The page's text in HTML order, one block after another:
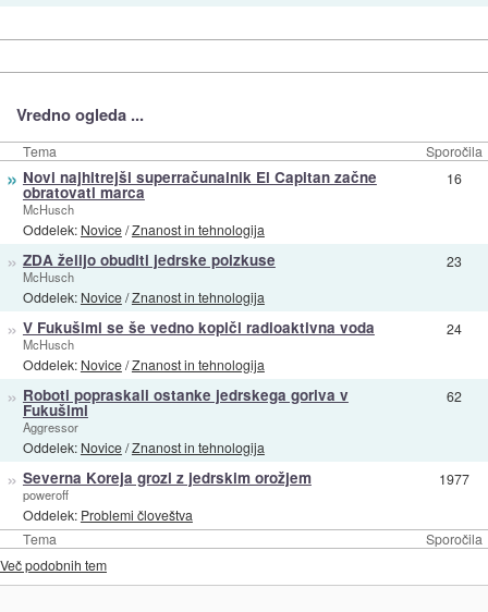
Vredno ogleda ...
Tema Sporočila
Tema Sporočila
» Novi najhitrejši superračunalnik El Capitan začne
obratovati marca
McHusch
Oddelek: Novice/Znanost in tehnologija
16
» ZDA želijo obuditi jedrske poizkuse
McHusch
Oddelek: Novice/Znanost in tehnologija
23
» V Fukušimi se še vedno kopiči radioaktivna voda
McHusch
Oddelek: Novice/Znanost in tehnologija
24
» Roboti popraskali ostanke jedrskega goriva v
Fukušimi
Aggressor
Oddelek: Novice/Znanost in tehnologija
62
» Severna Koreja grozi z jedrskim orožjem
poweroff
Oddelek: Problemi človeštva
1977
Več podobnih tem